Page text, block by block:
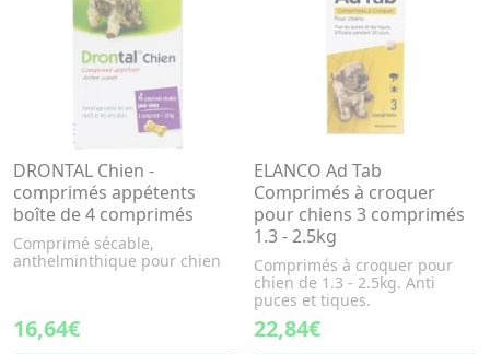
DRONTAL Chien -
comprimés appétents
boîte de 4 comprimés
Comprimé sécable,
anthelminthique pour chien
16,64€
ELANCO Ad Tab
Comprimés à croquer
pour chiens 3 comprimés
1.3 - 2.5kg
Comprimés à croquer pour
chien de 1.3 - 2.5kg. Anti
puces et tiques.
22,84€